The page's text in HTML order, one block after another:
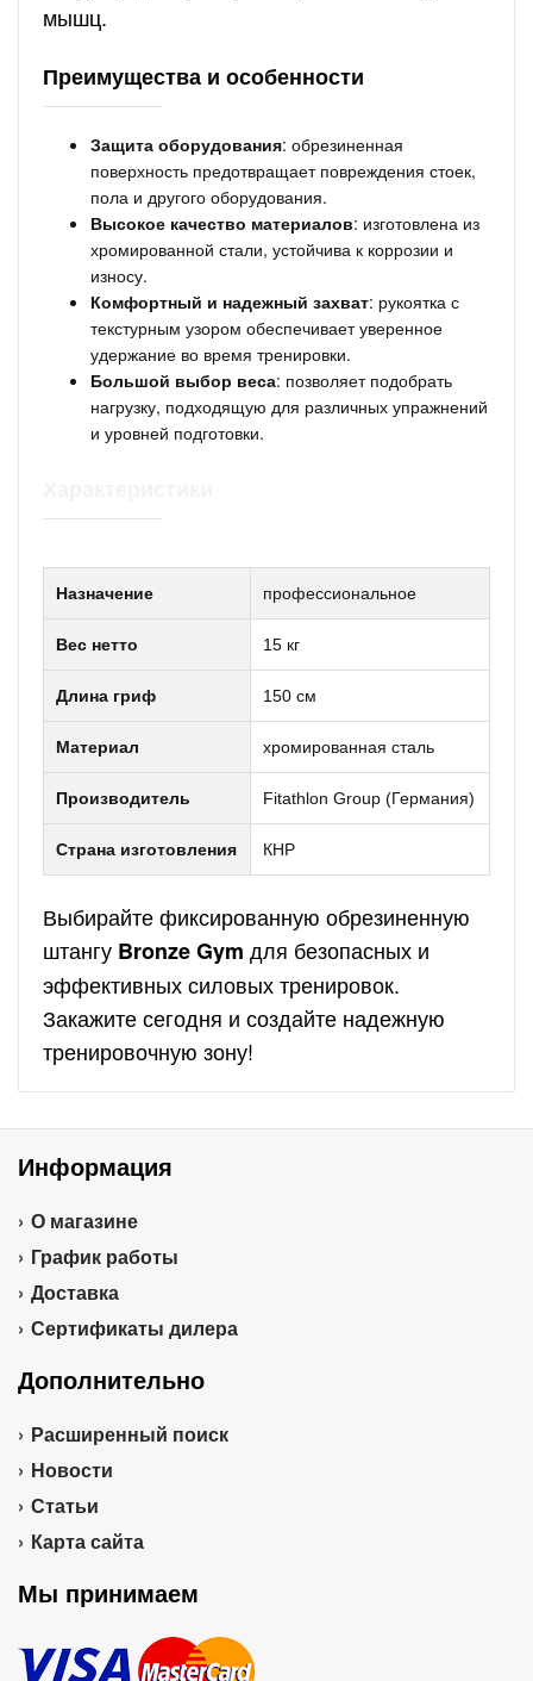
мышц.
Преимущества и особенности
Защита оборудования: обрезиненная
поверхность предотвращает повреждения стоек,
пола и другого оборудования.
Высокое качество материалов: изготовлена из
хромированной стали, устойчива к коррозии и
износу.
Комфортный и надежный захват: рукоятка с
текстурным узором обеспечивает уверенное
удержание во время тренировки.
Большой выбор веса: позволяет подобрать
нагрузку, подходящую для различных упражнений
и уровней подготовки.
Назначение профессиональное
Вес нетто 15 кг
Длина гриф 150 см
Материал хромированная сталь
Производитель Fitathlon Group (Германия)
Страна изготовления КНР
Выбирайте фиксированную обрезиненную
штангу Bronze Gym для безопасных и
эффективных силовых тренировок.
Закажите сегодня и создайте надежную
тренировочную зону!
Информация
О магазине
График работы
Доставка
Сертификаты дилера
Дополнительно
Расширенный поиск
Новости
Статьи
Карта сайта
Мы принимаем